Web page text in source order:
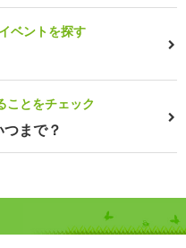
ベントを探す
ことをチェック
まで？